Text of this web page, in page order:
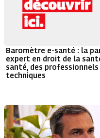
Baromètre e-santé : la
expert en droit de la
santé, des
techniques